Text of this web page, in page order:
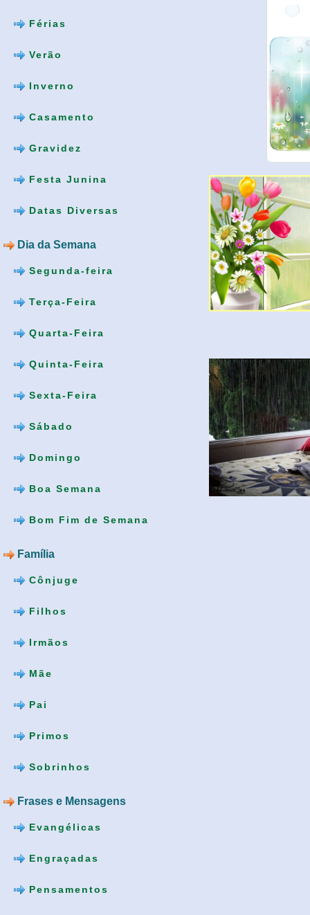
Férias
Verão
Inverno
Casamento
Gravidez
Festa Junina
Datas Diversas
Dia da Semana
Segunda-feira
Terça-Feira
Quarta-Feira
Quinta-Feira
Sexta-Feira
Sábado
Domingo
Boa Semana
Bom Fim de Semana
Família
Cônjuge
Filhos
Irmãos
Mãe
Pai
Primos
Sobrinhos
Frases e Mensagens
Evangélicas
Engraçadas
Pensamentos